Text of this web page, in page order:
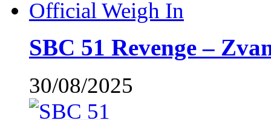
SBC 51 Revenge –
30/08/2025